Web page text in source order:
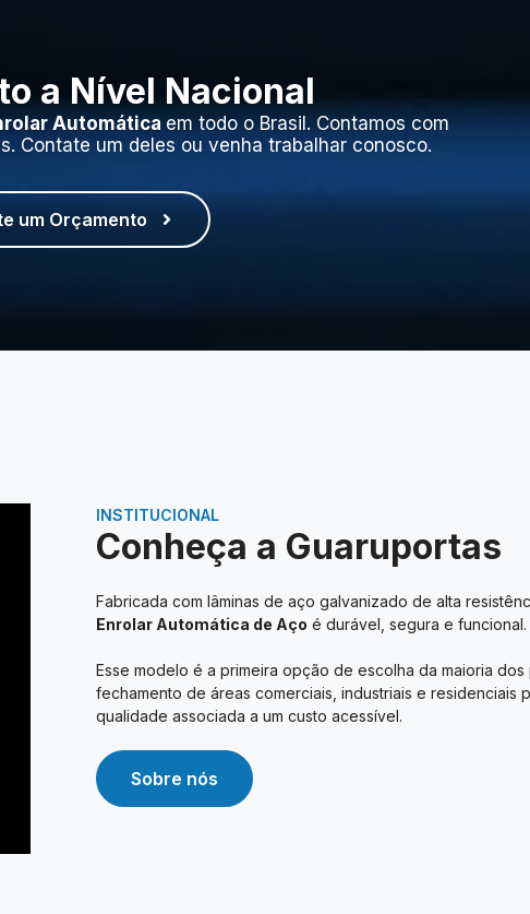
a Nível Nacional
Automática em todo o Brasil. Contamos com
Contate um deles ou venha trabalhar conosco.
um Orçamento
INSTITUCIONAL
Conheça a Guaruportas
Fabricada com lâminas de aço galvanizado de alta
Enrolar Automática de Aço é durável, segura e funcional.
Esse modelo é a primeira opção de escolha da maioria dos
fechamento de áreas comerciais, industriais e residenciais
qualidade associada a um custo acessível.
Sobre nós